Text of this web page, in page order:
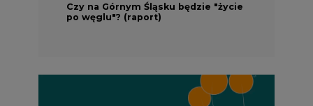
Czy na Górnym Śląsku będzie "życie
po węglu"? (raport)